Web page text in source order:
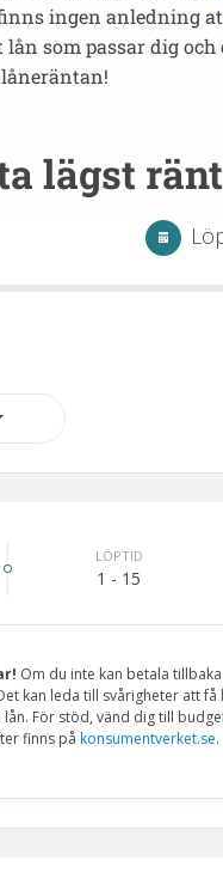
ingen anledning
som passar dig och
lägst